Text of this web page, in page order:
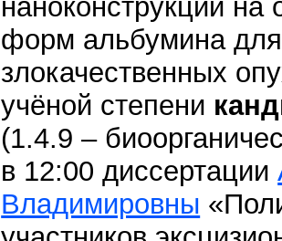
наноконструкций
форм альбумина для
злокачественных
учёной степени
(1.4.9 –
в 12:00 диссертации
Владимировны